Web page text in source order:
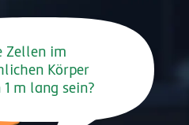
Zellen im
Körper
1 m lang sein?